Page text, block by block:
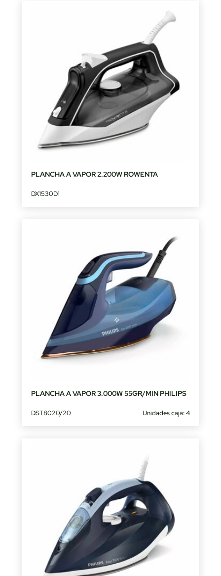
PLANCHA A VAPOR 2.200W ROWENTA
DX1530D1
PLANCHA A VAPOR 3.000W 55GR/MIN PHILIPS
DST8020/20 Unidades caja: 4